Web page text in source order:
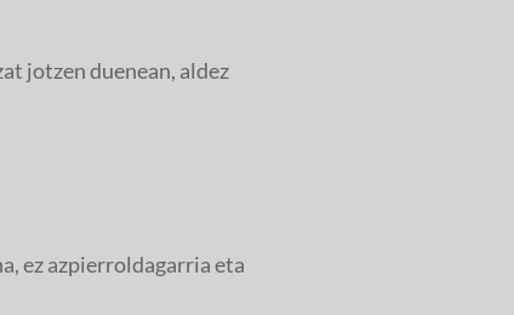
jotzen duenean, aldez
ez azpierroldagarria eta